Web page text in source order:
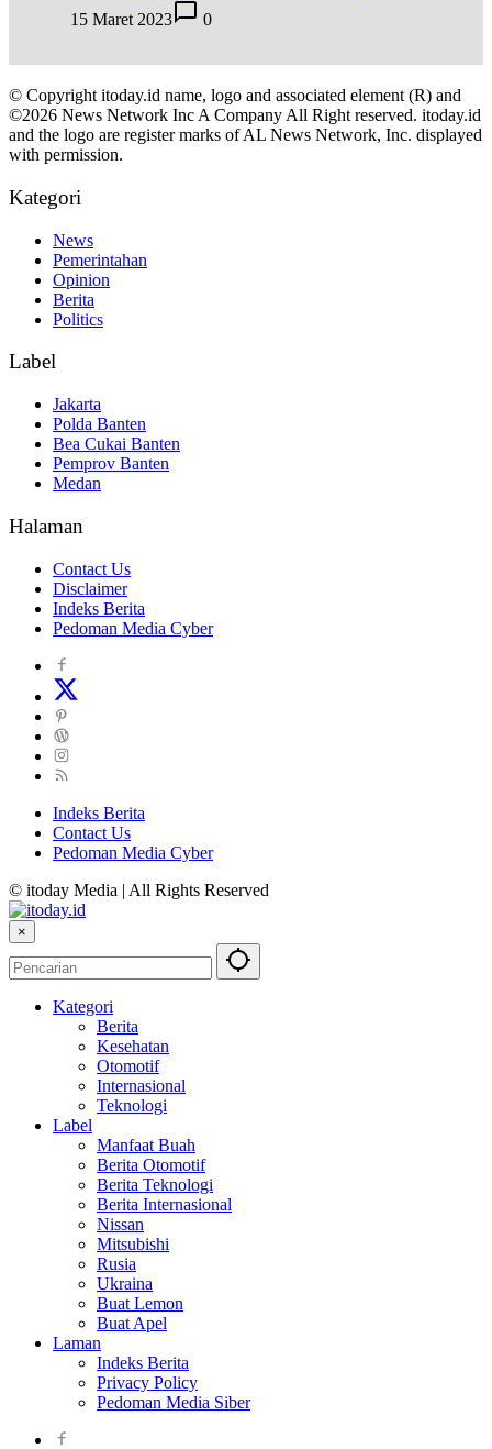
15 Maret 2023
0
© Copyright itoday.id name, logo and associated element (R) and
©2026 News Network Inc A Company All Right reserved. itoday.id
and the logo are register marks of AL News Network, Inc. displayed
with permission.
Kategori
News
Pemerintahan
Opinion
Berita
Politics
Label
Jakarta
Polda Banten
Bea Cukai Banten
Pemprov Banten
Medan
Halaman
Contact Us
Disclaimer
Indeks Berita
Pedoman Media Cyber
Indeks Berita
Contact Us
Pedoman Media Cyber
© itoday Media | All Rights Reserved
×
Kategori
Berita
Kesehatan
Otomotif
Internasional
Teknologi
Label
Manfaat Buah
Berita Otomotif
Berita Teknologi
Berita Internasional
Nissan
Mitsubishi
Rusia
Ukraina
Buat Lemon
Buat Apel
Laman
Indeks Berita
Privacy Policy
Pedoman Media Siber